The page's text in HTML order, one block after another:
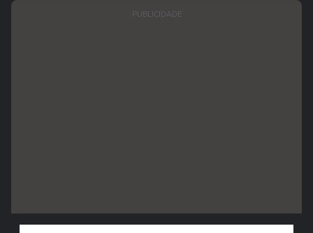
PUBLICIDADE